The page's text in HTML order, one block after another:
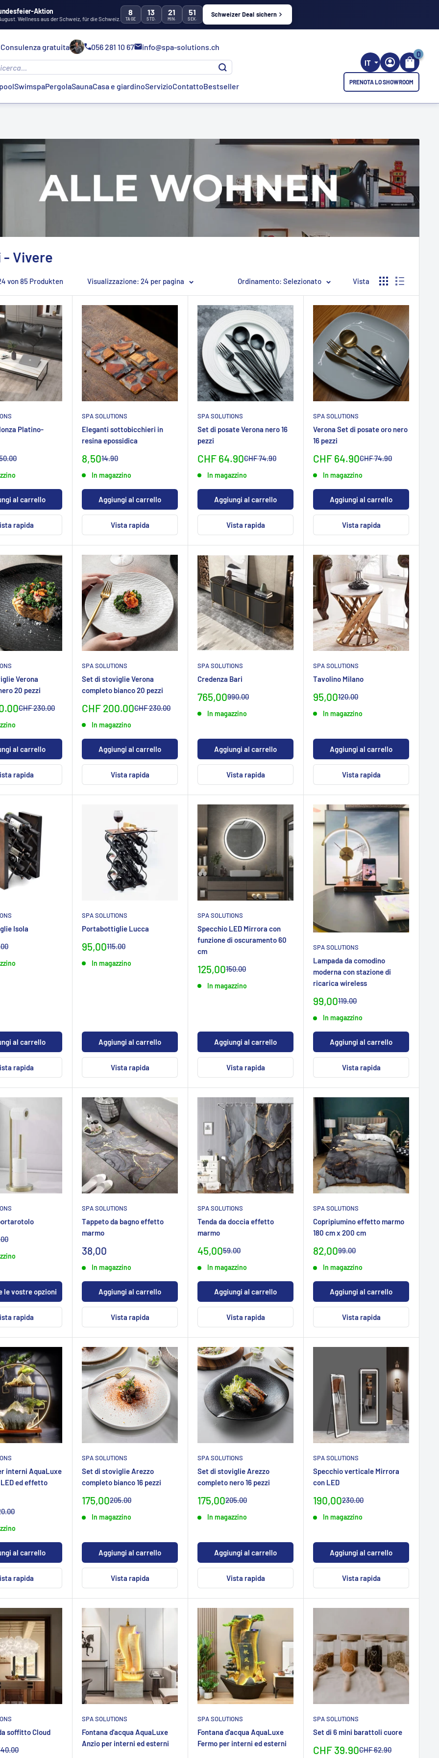
Aktion
Wellness aus der Schweiz, für die Schweiz.
8
TAGE
13
STD.
21
MIN.
49
SEK.
Schweizer Deal sichern
Consulenza gratuita 056 281 10 67 info@spa-solutions.ch
SwimspaPergolaSaunaCasa e giardinoServizioContattoBestseller
IT
0
PRENOTA LO SHOWROOM
Vivere
von 85 Produkten Visualizzazione: 24 per pagina Ordinamento: Selezionato Vista
Platino-
al carrello
rapida
SPA SOLUTIONS
Eleganti sottobicchieri in
resina epossidica
Prezzo
8,50Prezzo
14.90
In magazzino
Aggiungi al carrello
Vista rapida
SPA SOLUTIONS
Set di posate Verona nero 16
pezzi
Sonderpreis
CHF 64.90Normalpreis
CHF 74.90
In magazzino
Aggiungi al carrello
Vista rapida
SPA SOLUTIONS
Verona Set di posate oro nero
16 pezzi
Sonderpreis
CHF 64.90Normalpreis
CHF 74.90
In magazzino
Aggiungi al carrello
Vista rapida
Verona
20 pezzi
Normalpreis
CHF 230.00
al carrello
rapida
SPA SOLUTIONS
Set di stoviglie Verona
completo bianco 20 pezzi
Sonderpreis
CHF 200.00Normalpreis
CHF 230.00
In magazzino
Aggiungi al carrello
Vista rapida
SPA SOLUTIONS
Credenza Bari
Prezzo
765,00Prezzo
990.00
In magazzino
Aggiungi al carrello
Vista rapida
SPA SOLUTIONS
Tavolino Milano
Prezzo
95,00Prezzo
120.00
In magazzino
Aggiungi al carrello
Vista rapida
Isola
al carrello
rapida
SPA SOLUTIONS
Portabottiglie Lucca
Prezzo
95,00Prezzo
115.00
In magazzino
Aggiungi al carrello
Vista rapida
SPA SOLUTIONS
Specchio LED Mirrora con
funzione di oscuramento 60
cm
Prezzo
125,00Prezzo
150.00
In magazzino
Aggiungi al carrello
Vista rapida
SPA SOLUTIONS
Lampada da comodino
moderna con stazione di
ricarica wireless
Prezzo
99,00Prezzo
119.00
In magazzino
Aggiungi al carrello
Vista rapida
le vostre opzioni
rapida
SPA SOLUTIONS
Tappeto da bagno effetto
marmo
Prezzo
38,00
In magazzino
Aggiungi al carrello
Vista rapida
SPA SOLUTIONS
Tenda da doccia effetto
marmo
Prezzo
45,00Prezzo
59.00
In magazzino
Aggiungi al carrello
Vista rapida
SPA SOLUTIONS
Copripiumino effetto marmo
180 cm x 200 cm
Prezzo
82,00Prezzo
99.00
In magazzino
Aggiungi al carrello
Vista rapida
interni AquaLuxe
ed effetto
al carrello
rapida
SPA SOLUTIONS
Set di stoviglie Arezzo
completo bianco 16 pezzi
Prezzo
175,00Prezzo
205.00
In magazzino
Aggiungi al carrello
Vista rapida
SPA SOLUTIONS
Set di stoviglie Arezzo
completo nero 16 pezzi
Prezzo
175,00Prezzo
205.00
In magazzino
Aggiungi al carrello
Vista rapida
SPA SOLUTIONS
Specchio verticale Mirrora
con LED
Prezzo
190,00Prezzo
230.00
In magazzino
Aggiungi al carrello
Vista rapida
soffitto Cloud
SPA SOLUTIONS
Fontana d'acqua AquaLuxe
Anzio per interni ed esterni
SPA SOLUTIONS
Fontana d'acqua AquaLuxe
Fermo per interni ed esterni
SPA SOLUTIONS
Set di 6 mini barattoli cuore
Sonderpreis
CHF 39.90Normalpreis
CHF 62.90